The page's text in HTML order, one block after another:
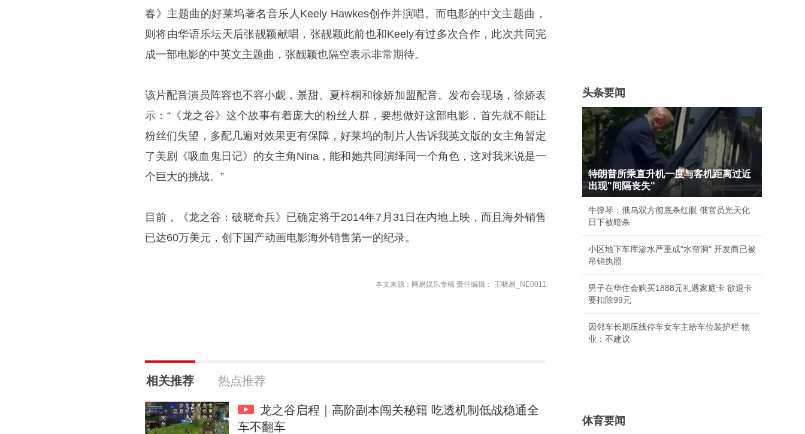
春》主题曲的好莱坞著名音乐人Keely Hawkes创作并演唱。而电影的中文主题曲，
则将由华语乐坛天后张靓颖献唱，张靓颖此前也和Keely有过多次合作，此次共同完
成一部电影的中英文主题曲，张靓颖也隔空表示非常期待。
该片配音演员阵容也不容小觑，景甜、夏梓桐和徐娇加盟配音。发布会现场，徐娇表
示：“《龙之谷》这个故事有着庞大的粉丝人群，要想做好这部电影，首先就不能让
粉丝们失望，多配几遍对效果更有保障，好莱坞的制片人告诉我英文版的女主角暂定
了美剧《吸血鬼日记》的女主角Nina，能和她共同演绎同一个角色，这对我来说是一
个巨大的挑战。”
目前，《龙之谷：破晓奇兵》已确定将于2014年7月31日在内地上映，而且海外销售
已达60万美元，创下国产动画电影海外销售第一的纪录。
本文来源：网易娱乐专稿 责任编辑： 王晓易_NE0011
相关推荐 热点推荐
龙之谷启程｜高阶副本闯关秘籍 吃透机制低战稳通全
车不翻车
头条要闻
特朗普所乘直升机一度与客机距离过近
出现"间隔丧失"
牛弹琴：俄乌双方彻底杀红眼 俄官员光天化
日下被暗杀
小区地下车库渗水严重成"水帘洞" 开发商已被
吊销执照
男子在华住会购买1888元礼遇家庭卡 欲退卡
要扣除99元
因邻车长期压线停车女车主给车位装护栏 物
业：不建议
体育要闻